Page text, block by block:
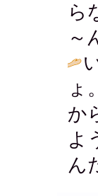
ら
～
ょ
か
よ
ん